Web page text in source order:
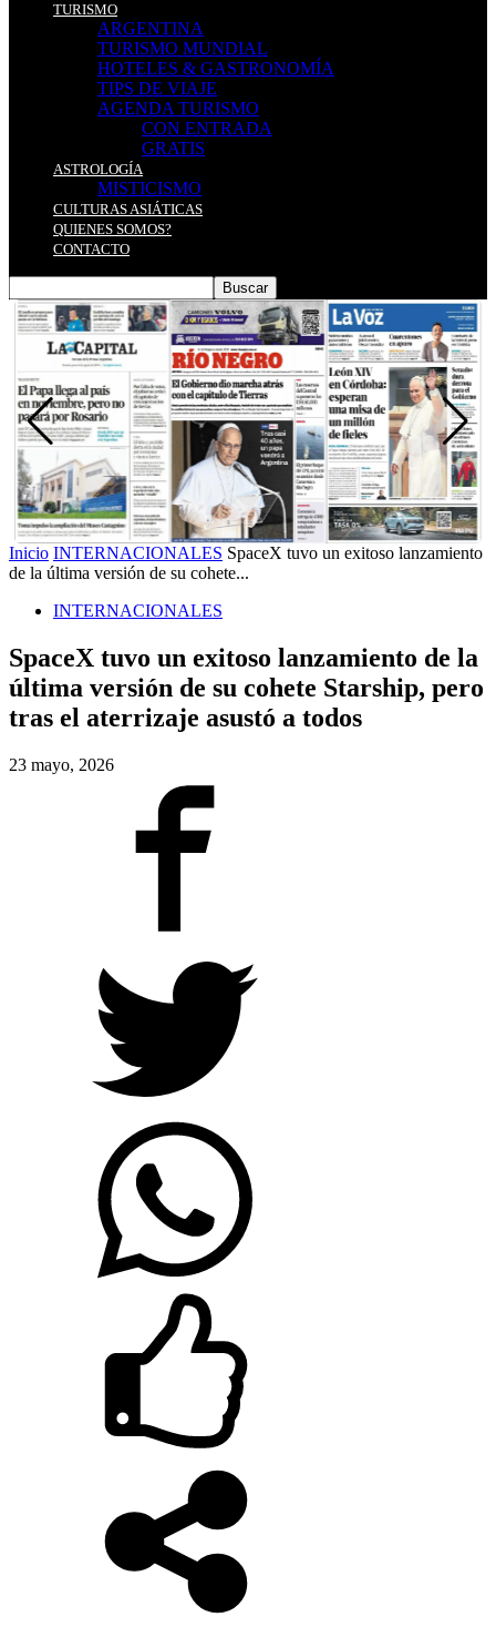
TURISMO
ARGENTINA
TURISMO MUNDIAL
HOTELES & GASTRONOMÍA
TIPS DE VIAJE
AGENDA TURISMO
CON ENTRADA
GRATIS
ASTROLOGÍA
MISTICISMO
CULTURAS ASIÁTICAS
QUIENES SOMOS?
CONTACTO
Inicio INTERNACIONALES SpaceX tuvo un exitoso lanzamiento
de la última versión de su cohete...
INTERNACIONALES
SpaceX tuvo un exitoso lanzamiento de la
última versión de su cohete Starship, pero
tras el aterrizaje asustó a todos
23 mayo, 2026